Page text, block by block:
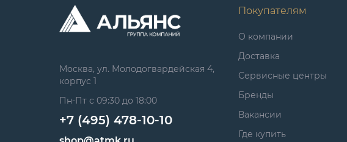
Москва, ул. Молодогвардейская 4,
корпус 1
Пн-Пт с 09:30 до 18:00
+7 (495) 478-10-10
Покупателям
О компании
Доставка
Сервисные центры
Бренды
Вакансии
Где купить